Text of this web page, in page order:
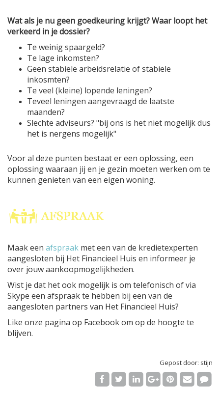
Wat als je nu geen goedkeuring krijgt? Waar loopt het
verkeerd in je dossier?
Te weinig spaargeld?
Te lage inkomsten?
Geen stabiele arbeidsrelatie of stabiele
inkosmten?
Te veel (kleine) lopende leningen?
Teveel leningen aangevraagd de laatste
maanden?
Slechte adviseurs? "bij ons is het niet mogelijk dus
het is nergens mogelijk"
Voor al deze punten bestaat er een oplossing, een
oplossing waaraan jij en je gezin moeten werken om te
kunnen genieten van een eigen woning.
Maak een afspraak met een van de kredietexperten
aangesloten bij Het Financieel Huis en informeer je
over jouw aankoopmogelijkheden.
Wist je dat het ook mogelijk is om telefonisch of via
Skype een afspraak te hebben bij een van de
aangesloten partners van Het Financieel Huis?
Like onze pagina op Facebook om op de hoogte te
blijven.
Gepost door: stijn